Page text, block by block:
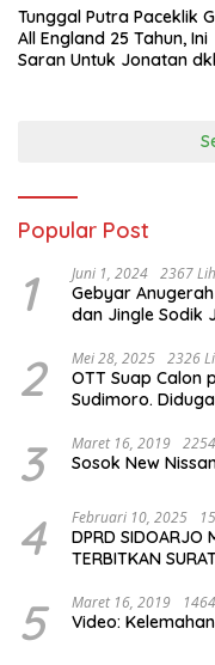
Tunggal Putra Paceklik
All England 25 Tahun, Ini
Saran Untuk Jonatan
Popular Post
1 Juni 1, 2024 2367
Gebyar
dan Jingle Sodik
2 Mei 28, 2025 2326
OTT Suap Calon perangkat Desa Medalem Dan
Sudimoro.
3 Maret 16, 2019
Sosok New
4 Februari 10, 2025
DPRD SIDOARJO
TERBITKAN
KELUAR KOTA
5 Maret 16, 2019
Video: